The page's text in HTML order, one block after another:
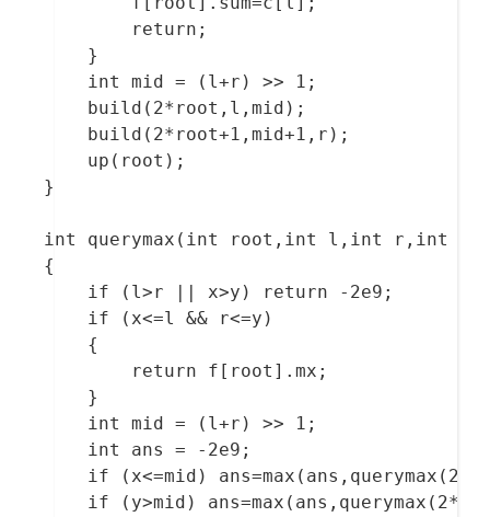
        return;
    }
    int mid = (l+r) >> 1;
    build(2*root,l,mid);
    build(2*root+1,mid+1,r);
    up(root);
}
int querymax(int root,int l,int r,int
{
    if (l>r || x>y) return -2e9;
    if (x<=l && r<=y)
    {
        return f[root].mx;
    }
    int mid = (l+r) >> 1;
    int ans = -2e9;
if (x<=mid)
if (y>mid)